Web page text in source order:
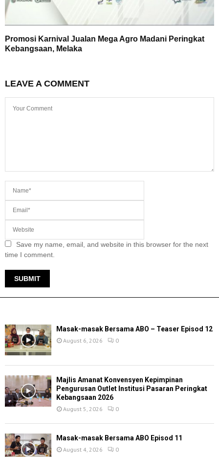
Promosi Karnival Jualan Mega Agro Madani Peringkat
Kebangsaan, Melaka
LEAVE A COMMENT
Save my name, email, and website in this browser for the next
time I comment.
Masak-masak Bersama ABO – Teaser Episod 12
August 6, 2026 0
Majlis Amanat Konvensyen Kepimpinan
Pengurusan Outlet Institusi Pasaran Peringkat
Kebangsaan 2026
August 5, 2026 0
Masak-masak Bersama ABO Episod 11
August 4, 2026 0